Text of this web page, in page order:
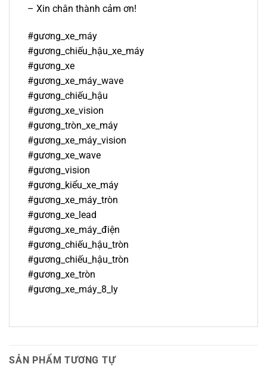
– Xin chân thành cảm ơn!
#gương_xe_máy
#gương_chiếu_hậu_xe_máy
#gương_xe
#gương_xe_máy_wave
#gương_chiếu_hậu
#gương_xe_vision
#gương_tròn_xe_máy
#gương_xe_máy_vision
#gương_xe_wave
#gương_vision
#gương_kiểu_xe_máy
#gương_xe_máy_tròn
#gương_xe_lead
#gương_xe_máy_điện
#gương_chiếu_hậu_tròn
#gương_chiếu_hậu_tròn
#gương_xe_tròn
#gương_xe_máy_8_ly
SẢN PHẨM TƯƠNG TỰ